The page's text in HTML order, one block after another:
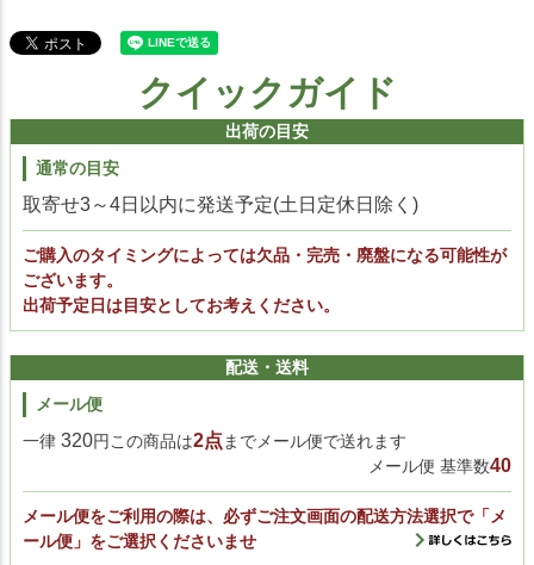
クイックガイド
出荷の目安
通常の目安
取寄せ3～4日以内に発送予定(土日定休日除く)
ご購入のタイミングによっては欠品・完売・廃盤になる可能性が
ございます。
出荷予定日は目安としてお考えください。
配送・送料
メール便
一律 320円この商品は2点 までメール便で送れます
メール便 基準数40
メール便をご利用の際は、必ずご注文画面の配送方法選択で「メ
ール便」をご選択くださいませ